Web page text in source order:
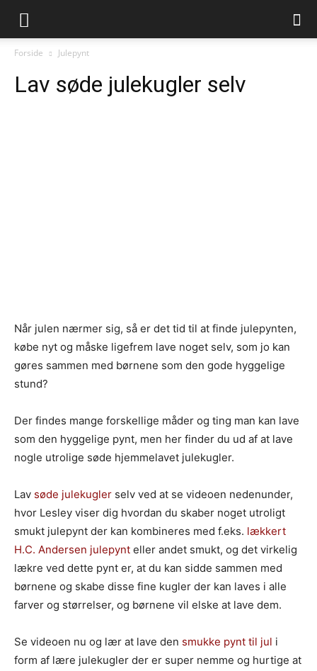
Juleliv.dk
Forside Julepynt
Lav søde julekugler selv
Når julen nærmer sig, så er det tid til at finde julepynten,
købe nyt og måske ligefrem lave noget selv, som jo kan
gøres sammen med børnene som den gode hyggelige
stund?
Der findes mange forskellige måder og ting man kan lave
som den hyggelige pynt, men her finder du ud af at lave
nogle utrolige søde hjemmelavet julekugler.
Lav søde julekugler selv ved at se videoen nedenunder,
hvor Lesley viser dig hvordan du skaber noget utroligt
smukt julepynt der kan kombineres med f.eks. lækkert
H.C. Andersen julepynt eller andet smukt, og det virkelig
lækre ved dette pynt er, at du kan sidde sammen med
børnene og skabe disse fine kugler der kan laves i alle
farver og størrelser, og børnene vil elske at lave dem.
Se videoen nu og lær at lave den smukke pynt til jul i
form af lære julekugler der er super nemme og hurtige at